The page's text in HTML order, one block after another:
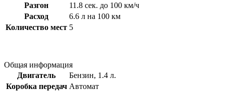
Разгон
11.8 сек. до 100 км/ч
Расход
6.6 л на 100 км
Количество мест 5
Общая информация
Двигатель
Бензин, 1.4 л.
Коробка передач Автомат